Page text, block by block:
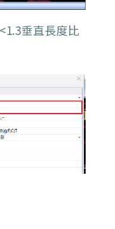
垂直長度比